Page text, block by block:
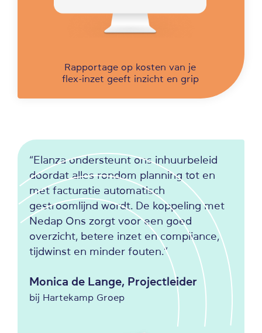
Rapportage op kosten van je
flex-inzet geeft inzicht en grip
“Elanza ondersteunt ons inhuurbeleid
doordat alles rondom planning tot en
met facturatie automatisch
gestroomlijnd wordt. De koppeling met
Nedap Ons zorgt voor een goed
overzicht, betere inzet en compliance,
tijdwinst en minder fouten.”
Monica de Lange, Projectleider
bij Hartekamp Groep